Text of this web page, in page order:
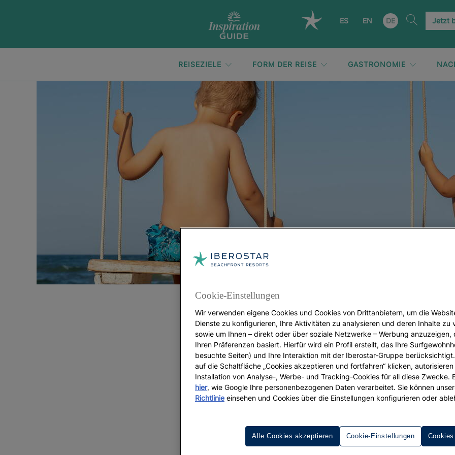
ES EN DE Jetzt
REISEZIELE FORM DER REISE GASTRONOMIE
URLAUB
Was man mit Kindern
der Riviera Maya
unternehmen kann
Cookie-Einstellungen
Wir verwenden eigene Cookies und Cookies von Drittanbietern, um die
Dienste zu konfigurieren, Ihre Aktivitäten zu analysieren und deren Inhalte zu
sowie um Ihnen – direkt oder über soziale Netzwerke – Werbung anzuzeigen,
Ihren Präferenzen basiert. Hierfür wird ein Profil erstellt, das Ihre
besuchte Seiten) und Ihre Interaktion mit der Iberostar-Gruppe berücksichtigt.
auf die Schaltfläche „Cookies akzeptieren und fortfahren“ klicken, autorisieren
Installation von Analyse-, Werbe- und Tracking-Cookies für all diese Zwecke.
hier, wie Google Ihre personenbezogenen Daten verarbeitet. Sie können
Richtlinie einsehen und Cookies über die Einstellungen konfigurieren oder
Cookie-Einstellungen
Alle Cookies akzeptieren